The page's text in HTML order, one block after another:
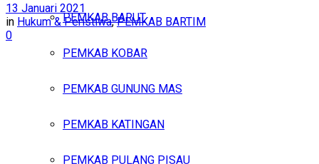
PEMKAB BARUT
PEMKAB KOBAR
PEMKAB GUNUNG MAS
PEMKAB KATINGAN
PEMKAB PULANG PISAU
13 Januari 2021
in Hukum & Peristiwa,PEMKAB BARTIM
0